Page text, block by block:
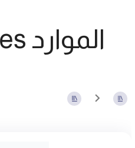
الموارد Resources